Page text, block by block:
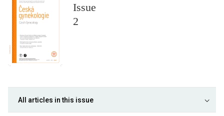
Issue
2
All articles in this issue